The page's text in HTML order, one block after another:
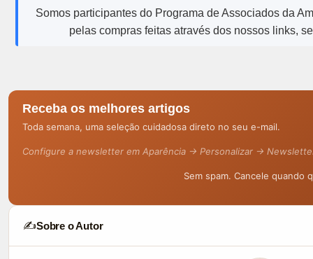
Somos participantes do Programa de Associados da
pelas compras feitas através dos nossos links,
Receba os melhores artigos
Toda semana, uma seleção cuidadosa direto no seu e-mail.
Configure a newsletter em Aparência → Personalizar →
Sem spam. Cancele quando
✍️Sobre o Autor